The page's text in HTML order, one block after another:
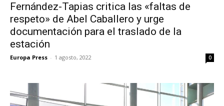
Fernández-Tapias critica las «faltas de
respeto» de Abel Caballero y urge
documentación para el traslado de la
estación
Europa Press - 1 agosto, 2022 0